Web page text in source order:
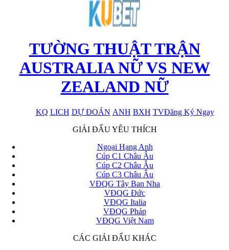
TƯỜNG THUẬT TRẬN
AUSTRALIA NỮ VS NEW
ZEALAND NỮ
KQ LICH DỰ ĐOÁN ANH BXH TVĐăng Ký Ngay
x
GIẢI ĐẤU YÊU THÍCH
Ngoại Hạng Anh
Cúp C1 Châu Âu
Cúp C2 Châu Âu
Cúp C3 Châu Âu
VĐQG Tây Ban Nha
VĐQG Đức
VĐQG Italia
VĐQG Pháp
VĐQG Việt Nam
CÁC GIẢI ĐẤU KHÁC